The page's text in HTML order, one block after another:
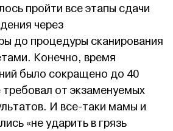
пройти все этапы сдачи
через
до процедуры сканирования
Конечно, время
было сокращено до 40
от экзаменуемых
И все-таки мамы и
«не ударить в грязь